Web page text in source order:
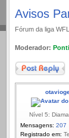
Avisos
Fórum da liga
Moderador:
Responder
Nível 5:
Mensagens: 207
Registrado em: